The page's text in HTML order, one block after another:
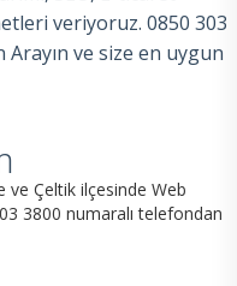
veriyoruz. 0850 303
ve size en uygun
ve Çeltik ilçesinde Web
3800 numaralı telefondan